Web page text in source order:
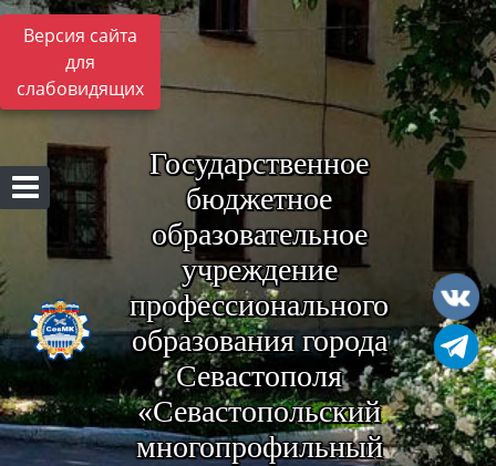
Версия сайта
для
слабовидящих
Государственное
бюджетное
образовательное
учреждение
профессионального
образования города
Севастополя
«Севастопольский
многопрофильный